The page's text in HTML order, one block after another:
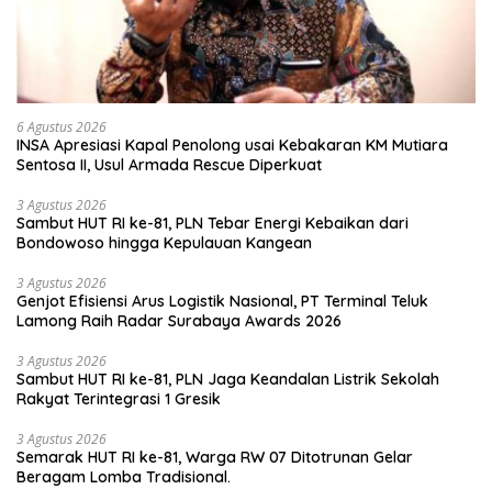
6 Agustus 2026
INSA Apresiasi Kapal Penolong usai Kebakaran KM Mutiara
Sentosa II, Usul Armada Rescue Diperkuat
3 Agustus 2026
Sambut HUT RI ke-81, PLN Tebar Energi Kebaikan dari
Bondowoso hingga Kepulauan Kangean
3 Agustus 2026
Genjot Efisiensi Arus Logistik Nasional, PT Terminal Teluk
Lamong Raih Radar Surabaya Awards 2026
3 Agustus 2026
Sambut HUT RI ke-81, PLN Jaga Keandalan Listrik Sekolah
Rakyat Terintegrasi 1 Gresik
3 Agustus 2026
Semarak HUT RI ke-81, Warga RW 07 Ditotrunan Gelar
Beragam Lomba Tradisional.